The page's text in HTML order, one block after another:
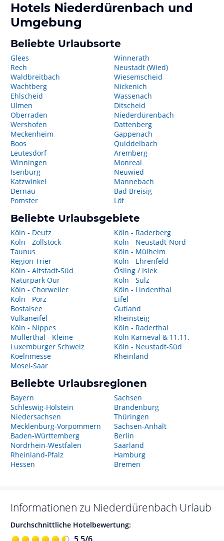
Hotels Niederdürenbach und
Umgebung
Beliebte Urlaubsorte
Glees
Rech
Waldbreitbach
Wachtberg
Ehlscheid
Ulmen
Oberraden
Wershofen
Meckenheim
Boos
Leutesdorf
Winningen
Isenburg
Katzwinkel
Dernau
Pomster
Winnerath
Neustadt (Wied)
Wiesemscheid
Nickenich
Wassenach
Ditscheid
Niederdürenbach
Dattenberg
Gappenach
Quiddelbach
Aremberg
Monreal
Neuwied
Mannebach
Bad Breisig
Löf
Beliebte Urlaubsgebiete
Köln - Deutz
Köln - Zollstock
Taunus
Region Trier
Köln - Altstadt-Süd
Naturpark Our
Köln - Chorweiler
Köln - Porz
Bostalsee
Vulkaneifel
Köln - Nippes
Müllerthal - Kleine
Luxemburger Schweiz
Koelnmesse
Mosel-Saar
Köln - Raderberg
Köln - Neustadt-Nord
Köln - Mülheim
Köln - Ehrenfeld
Ösling / Islek
Köln - Sülz
Köln - Lindenthal
Eifel
Gutland
Rheinsteig
Köln - Raderthal
Köln Karneval & 11.11.
Köln - Neustadt-Süd
Rheinland
Beliebte Urlaubsregionen
Bayern
Schleswig-Holstein
Niedersachsen
Mecklenburg-Vorpommern
Baden-Württemberg
Nordrhein-Westfalen
Rheinland-Pfalz
Hessen
Sachsen
Brandenburg
Thüringen
Sachsen-Anhalt
Berlin
Saarland
Hamburg
Bremen
Informationen zu Niederdürenbach Urlaub
Durchschnittliche Hotelbewertung: